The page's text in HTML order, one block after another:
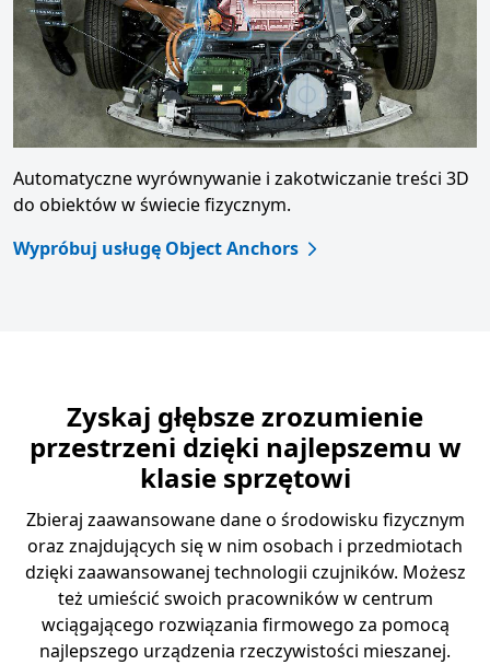
Automatyczne wyrównywanie i zakotwiczanie treści 3D
do obiektów w świecie fizycznym.
Wypróbuj usługę Object Anchors
Zyskaj głębsze zrozumienie
przestrzeni dzięki najlepszemu w
klasie sprzętowi
Zbieraj zaawansowane dane o środowisku fizycznym
oraz znajdujących się w nim osobach i przedmiotach
dzięki zaawansowanej technologii czujników. Możesz
też umieścić swoich pracowników w centrum
wciągającego rozwiązania firmowego za pomocą
najlepszego urządzenia rzeczywistości mieszanej.